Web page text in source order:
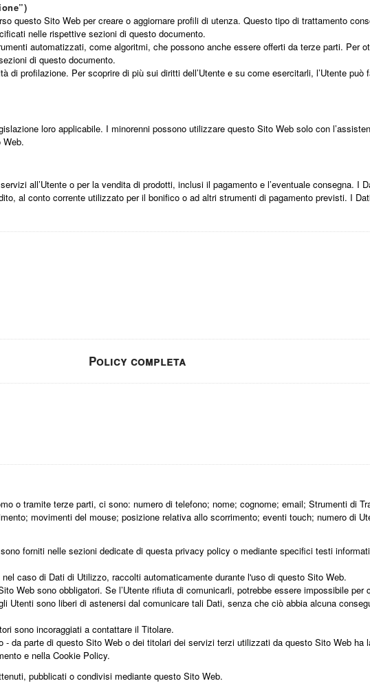
questo Sito Web per creare o aggiornare profili di utenza. Questo tipo di trattamento
nelle rispettive sezioni di questo documento.
automatizzati, come algoritmi, che possono anche essere offerti da terze parti. Per
di questo documento.
di profilazione. Per scoprire di più sui diritti dell’Utente e su come esercitarli, l’Utente
loro applicabile. I minorenni possono utilizzare questo Sito Web solo con
Web.
all’Utente o per la vendita di prodotti, inclusi il pagamento e l’eventuale consegna. I
al conto corrente utilizzato per il bonifico o ad altri strumenti di pagamento previsti. I
Policy completa
o tramite terze parti, ci sono: numero di telefono; nome; cognome; email; Strumenti di
movimenti del mouse; posizione relativa allo scorrimento; eventi touch; numero di
forniti nelle sezioni dedicate di questa privacy policy o mediante specifici testi
caso di Dati di Utilizzo, raccolti automaticamente durante l'uso di questo Sito Web.
Web sono obbligatori. Se l’Utente rifiuta di comunicarli, potrebbe essere impossibile
sono liberi di astenersi dal comunicare tali Dati, senza che ciò abbia alcuna
sono incoraggiati a contattare il Titolare.
- da parte di questo Sito Web o dei titolari dei servizi terzi utilizzati da questo Sito Web
e nella Cookie Policy.
pubblicati o condivisi mediante questo Sito Web.